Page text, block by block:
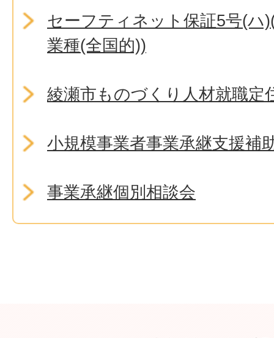
セーフティネット保証5号(ハ
業種(全国的))
綾瀬市ものづくり人材就職定
小規模事業者事業承継支援補
事業承継個別相談会